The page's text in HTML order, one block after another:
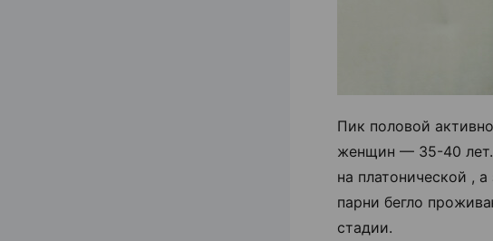
Пик половой
женщин — 35-40 лет.
на платонической ,
парни бегло
стадии.